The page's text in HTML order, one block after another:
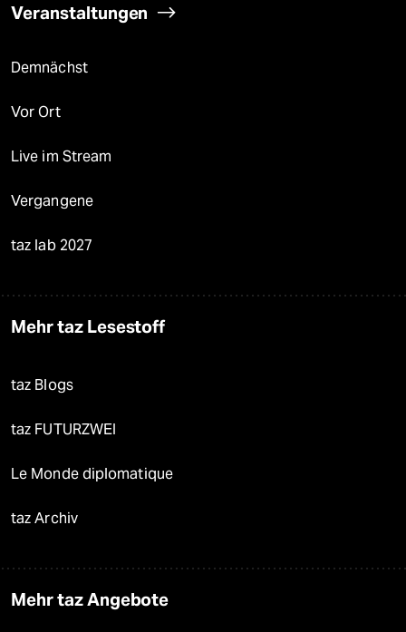
Veranstaltungen
Demnächst
Vor Ort
Live im Stream
Vergangene
taz lab 2027
Mehr taz Lesestoff
taz Blogs
taz FUTURZWEI
Le Monde diplomatique
taz Archiv
Mehr taz Angebote